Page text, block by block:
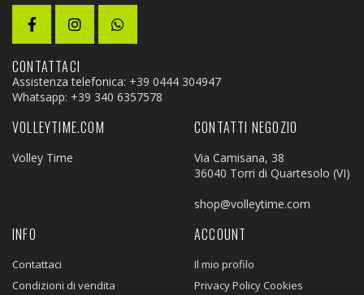
CONTATTACI
Assistenza telefonica: +39 0444 304947
Whatsapp: +39 340 6357578
VOLLEYTIME.COM
Volley Time
CONTATTI NEGOZIO
Via Camisana, 38
36040 Torri di Quartesolo (VI)
shop@volleytime.com
INFO
Contattaci
Condizioni di vendita
ACCOUNT
Il mio profilo
Privacy Policy Cookies